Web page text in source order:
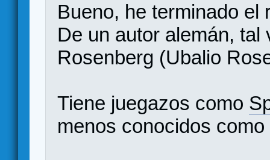
Bueno, he terminado el
De un autor alemán,
Rosenberg (Ubalio
Tiene juegazos como
menos conocidos como